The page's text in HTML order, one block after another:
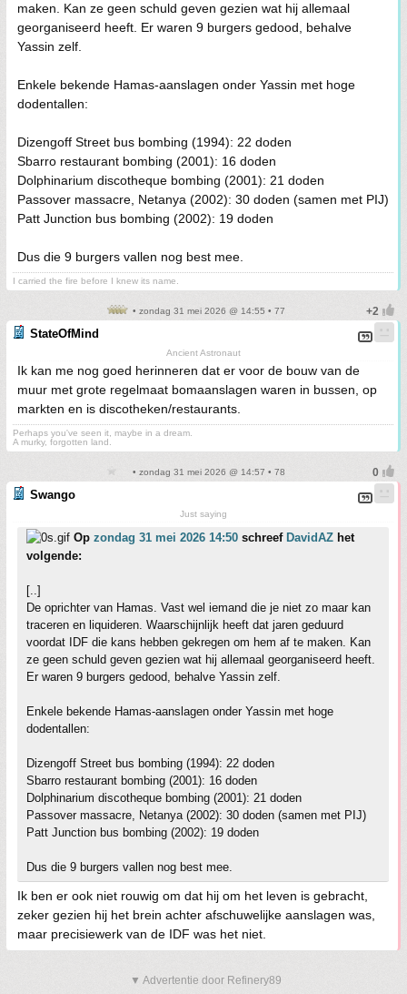
maken. Kan ze geen schuld geven gezien wat hij allemaal
georganiseerd heeft. Er waren 9 burgers gedood, behalve
Yassin zelf.
Enkele bekende Hamas-aanslagen onder Yassin met hoge
dodentallen:
Dizengoff Street bus bombing (1994): 22 doden
Sbarro restaurant bombing (2001): 16 doden
Dolphinarium discotheque bombing (2001): 21 doden
Passover massacre, Netanya (2002): 30 doden (samen met PIJ)
Patt Junction bus bombing (2002): 19 doden
Dus die 9 burgers vallen nog best mee.
I carried the fire before I knew its name.
• zondag 31 mei 2026 @ 14:55 • 77
StateOfMind
Ancient Astronaut
Ik kan me nog goed herinneren dat er voor de bouw van de
muur met grote regelmaat bomaanslagen waren in bussen, op
markten en is discotheken/restaurants.
Perhaps you've seen it, maybe in a dream.
A murky, forgotten land.
• zondag 31 mei 2026 @ 14:57 • 78
Swango
Just saying
Op zondag 31 mei 2026 14:50 schreef DavidAZ het
volgende:
[..]
De oprichter van Hamas. Vast wel iemand die je niet zo maar kan
traceren en liquideren. Waarschijnlijk heeft dat jaren geduurd
voordat IDF die kans hebben gekregen om hem af te maken. Kan
ze geen schuld geven gezien wat hij allemaal georganiseerd heeft.
Er waren 9 burgers gedood, behalve Yassin zelf.
Enkele bekende Hamas-aanslagen onder Yassin met hoge
dodentallen:
Dizengoff Street bus bombing (1994): 22 doden
Sbarro restaurant bombing (2001): 16 doden
Dolphinarium discotheque bombing (2001): 21 doden
Passover massacre, Netanya (2002): 30 doden (samen met PIJ)
Patt Junction bus bombing (2002): 19 doden
Dus die 9 burgers vallen nog best mee.
Ik ben er ook niet rouwig om dat hij om het leven is gebracht,
zeker gezien hij het brein achter afschuwelijke aanslagen was,
maar precisiewerk van de IDF was het niet.
▼ Advertentie door Refinery89